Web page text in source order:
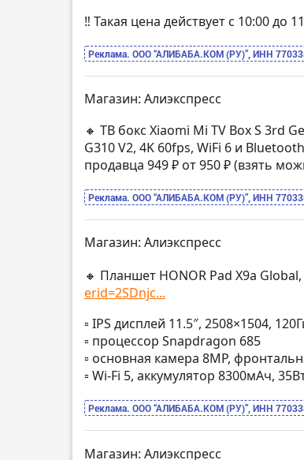
‼️ Такая цена действует с 10:00
Реклама. ООО “АЛИБАБА.КОМ (РУ)”, ИНН
Магазин: Алиэкспресс
🔸 ТВ бокс Xiaomi Mi TV Box S 3rd
G310 V2, 4K 60fps, WiFi 6 и
продавца 949 ₽ от 950 ₽ (взять
Реклама. ООО “АЛИБАБА.КОМ (РУ)”, ИНН
Магазин: Алиэкспресс
🔸 Планшет HONOR Pad X9a Global,
erid=2SDnjc...
▫️ IPS дисплей 11.5″, 2508×1504,
▫️ процессор Snapdragon 685
▫️ основная камера 8MP,
▫️ Wi-Fi 5, аккумулятор 8300мАч,
Реклама. ООО “АЛИБАБА.КОМ (РУ)”, ИНН
Магазин: Алиэкспресс